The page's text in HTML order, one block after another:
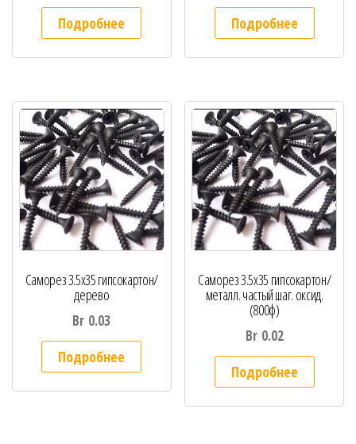
Подробнее Подробнее
Саморез 3.5х35 гипсокартон/
дерево
Br 0.03
Подробнее
Саморез 3.5х35 гипсокартон/
металл. частый шаг. оксид.
(800ф)
Br 0.02
Подробнее